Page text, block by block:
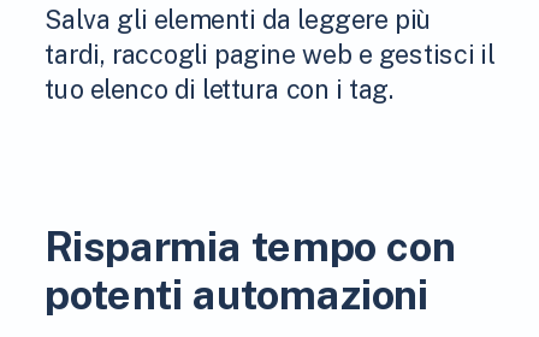
Salva gli elementi da leggere più
tardi, raccogli pagine web e gestisci il
tuo elenco di lettura con i tag.
Risparmia tempo con
potenti automazioni